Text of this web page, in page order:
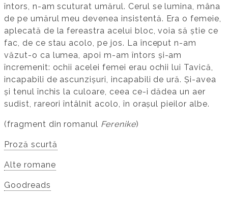
întors, n-am scuturat umărul. Cerul se lumina, mâna
de pe umărul meu devenea insistentă. Era o femeie,
aplecată de la fereastra acelui bloc, voia să știe ce
fac, de ce stau acolo, pe jos. La început n-am
văzut-o ca lumea, apoi m-am întors și-am
încremenit: ochii acelei femei erau ochii lui Tavică,
incapabili de ascunzișuri, incapabili de ură. Și-avea
și tenul închis la culoare, ceea ce-i dădea un aer
sudist, rareori întâlnit acolo, în orașul pieilor albe.
(fragment din romanul Ferenike)
Proză scurtă
Alte romane
Goodreads